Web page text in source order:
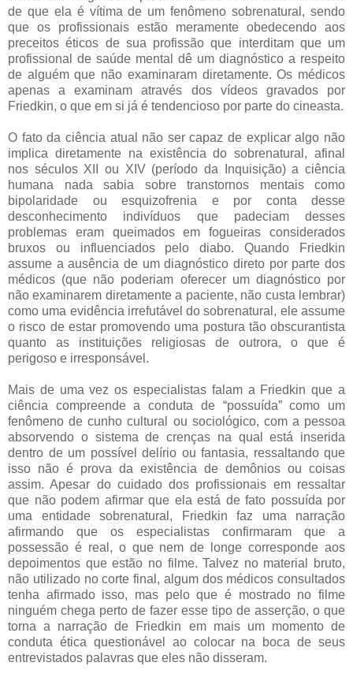
de que ela é vítima de um fenômeno sobrenatural, sendo
que os profissionais estão meramente obedecendo aos
preceitos éticos de sua profissão que interditam que um
profissional de saúde mental dê um diagnóstico a respeito
de alguém que não examinaram diretamente. Os médicos
apenas a examinam através dos vídeos gravados por
Friedkin, o que em si já é tendencioso por parte do cineasta.
O fato da ciência atual não ser capaz de explicar algo não
implica diretamente na existência do sobrenatural, afinal
nos séculos XII ou XIV (período da Inquisição) a ciência
humana nada sabia sobre transtornos mentais como
bipolaridade ou esquizofrenia e por conta desse
desconhecimento indivíduos que padeciam desses
problemas eram queimados em fogueiras considerados
bruxos ou influenciados pelo diabo. Quando Friedkin
assume a ausência de um diagnóstico direto por parte dos
médicos (que não poderiam oferecer um diagnóstico por
não examinarem diretamente a paciente, não custa lembrar)
como uma evidência irrefutável do sobrenatural, ele assume
o risco de estar promovendo uma postura tão obscurantista
quanto as instituições religiosas de outrora, o que é
perigoso e irresponsável.
Mais de uma vez os especialistas falam a Friedkin que a
ciência compreende a conduta de “possuída” como um
fenômeno de cunho cultural ou sociológico, com a pessoa
absorvendo o sistema de crenças na qual está inserida
dentro de um possível delírio ou fantasia, ressaltando que
isso não é prova da existência de demônios ou coisas
assim. Apesar do cuidado dos profissionais em ressaltar
que não podem afirmar que ela está de fato possuída por
uma entidade sobrenatural, Friedkin faz uma narração
afirmando que os especialistas confirmaram que a
possessão é real, o que nem de longe corresponde aos
depoimentos que estão no filme. Talvez no material bruto,
não utilizado no corte final, algum dos médicos consultados
tenha afirmado isso, mas pelo que é mostrado no filme
ninguém chega perto de fazer esse tipo de asserção, o que
torna a narração de Friedkin em mais um momento de
conduta ética questionável ao colocar na boca de seus
entrevistados palavras que eles não disseram.